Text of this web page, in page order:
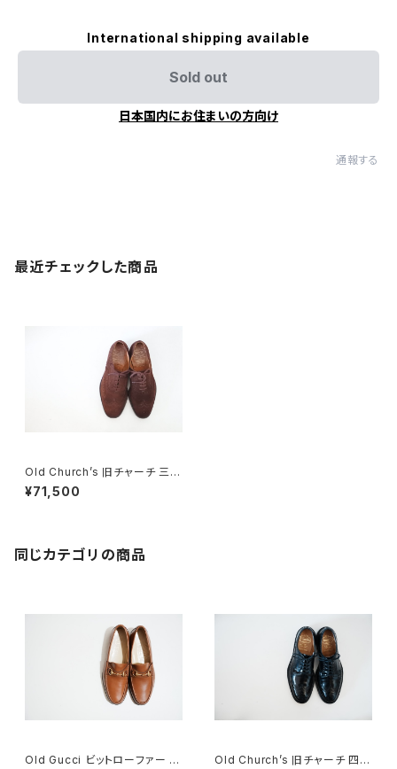
International shipping available
Sold out
日本国内にお住まいの方向け
通報する
最近チェックした商品
Old Church’s 旧チャーチ 三都
市 Buck 65G
¥71,500
同じカテゴリの商品
Old Gucci ビットローファー 41
Old Church’s 旧チャーチ 四都